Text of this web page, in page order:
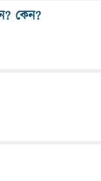
কেন?